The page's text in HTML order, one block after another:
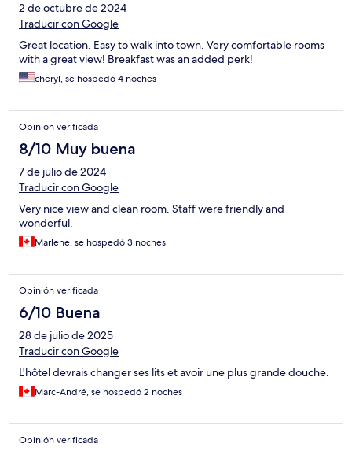
2 de octubre de 2024
Traducir con Google
Great location. Easy to walk into town. Very comfortable rooms
with a great view! Breakfast was an added perk!
cheryl, se hospedó 4 noches
Opinión verificada
8/10 Muy buena
7 de julio de 2024
Traducir con Google
Very nice view and clean room. Staff were friendly and
wonderful.
Marlene, se hospedó 3 noches
Opinión verificada
6/10 Buena
28 de julio de 2025
Traducir con Google
L'hôtel devrais changer ses lits et avoir une plus grande douche.
Marc-André, se hospedó 2 noches
Opinión verificada